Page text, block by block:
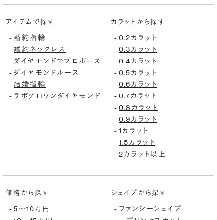
アイテムで探す
-婚約指輪
-婚約ネックレス
-ダイヤモンドでプロポーズ
-ダイヤモンドルース
-結婚指輪
- ラボグロウンダイヤモンド
カラットから探す
-0.2カラット
-0.3カラット
-0.4カラット
-0.5カラット
-0.6カラット
-0.7カラット
-0.8カラット
-0.9カラット
-1カラット
-1.5カラット
-2カラット以上
価格から探す
-5〜10万円
シェイプから探す
- ファンシーシェイプ